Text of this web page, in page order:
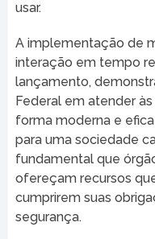
usar.
A implementação de
interação em tempo
lançamento,
Federal em atender
forma moderna e
para uma sociedade
fundamental que
ofereçam recursos
cumprirem suas
segurança.